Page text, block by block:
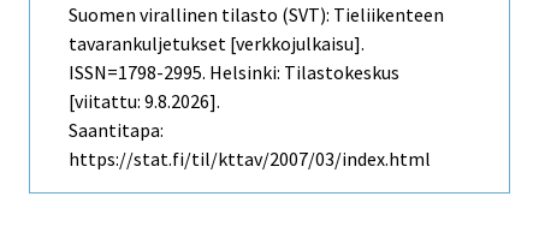
Suomen virallinen tilasto (SVT): Tieliikenteen
tavarankuljetukset [verkkojulkaisu].
ISSN=1798-2995. Helsinki: Tilastokeskus
[viitattu: 9.8.2026].
Saantitapa:
https://stat.fi/til/kttav/2007/03/index.html